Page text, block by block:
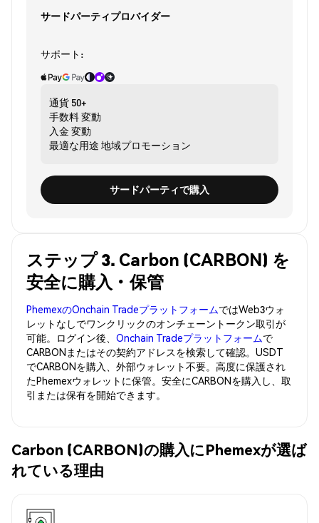
サードパーティプロバイダー
サポート:
通貨 50+
手数料変動
入金 変動
最適な用途 地域プロモーション
サードパーティで購入
ステップ 3. Carbon (CARBON) を
安全に購入・保管
PhemexのOnchain TradeプラットフォームではWeb3ウォ
レットなしでワンクリックのオンチェーントークン取引が
可能。ログイン後、 Onchain Tradeプラットフォームで
CARBONまたはその契約アドレスを検索して確認。USDT
でCARBONを購入、外部ウォレット不要。高度に保護され
たPhemexウォレットに保管。安全にCARBONを購入し、取
引または保有を開始できます。
Carbon (CARBON)の購入にPhemexが選ば
れている理由